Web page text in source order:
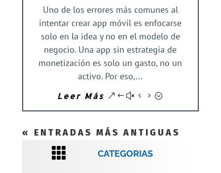
Uno de los errores más comunes al
intentar crear app móvil es enfocarse
solo en la idea y no en el modelo de
negocio. Una app sin estrategia de
monetización es solo un gasto, no un
activo. Por eso,...
Leer Más
« ENTRADAS MÁS ANTIGUAS
 CATEGORIAS